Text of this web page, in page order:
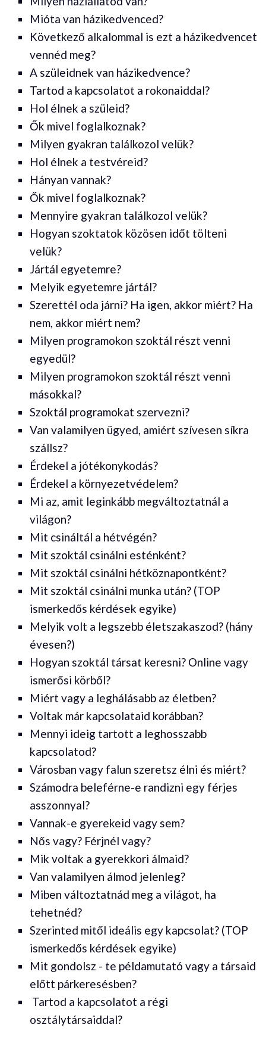
Mióta van házikedvenced?
Következő alkalommal is ezt a házikedvencet
vennéd meg?
A szüleidnek van házikedvence?
Tartod a kapcsolatot a rokonaiddal?
Hol élnek a szüleid?
Ők mivel foglalkoznak?
Milyen gyakran találkozol velük?
Hol élnek a testvéreid?
Hányan vannak?
Ők mivel foglalkoznak?
Mennyire gyakran találkozol velük?
Hogyan szoktatok közösen időt tölteni
velük?
Jártál egyetemre?
Melyik egyetemre jártál?
Szerettél oda járni? Ha igen, akkor miért? Ha
nem, akkor miért nem?
Milyen programokon szoktál részt venni
egyedül?
Milyen programokon szoktál részt venni
másokkal?
Szoktál programokat szervezni?
Van valamilyen ügyed, amiért szívesen síkra
szállsz?
Érdekel a jótékonykodás?
Érdekel a környezetvédelem?
Mi az, amit leginkább megváltoztatnál a
világon?
Mit csináltál a hétvégén?
Mit szoktál csinálni esténként?
Mit szoktál csinálni hétköznapontként?
Mit szoktál csinálni munka után? (TOP
ismerkedős kérdések egyike)
Melyik volt a legszebb életszakaszod? (hány
évesen?)
Hogyan szoktál társat keresni? Online vagy
ismerősi körből?
Miért vagy a leghálásabb az életben?
Voltak már kapcsolataid korábban?
Mennyi ideig tartott a leghosszabb
kapcsolatod?
Városban vagy falun szeretsz élni és miért?
Számodra beleférne-e randizni egy férjes
asszonnyal?
Vannak-e gyerekeid vagy sem?
Nős vagy? Férjnél vagy?
Mik voltak a gyerekkori álmaid?
Van valamilyen álmod jelenleg?
Miben változtatnád meg a világot, ha
tehetnéd?
Szerinted mitől ideális egy kapcsolat? (TOP
ismerkedős kérdések egyike)
Mit gondolsz - te példamutató vagy a társaid
előtt párkeresésben?
Tartod a kapcsolatot a régi
osztálytársaiddal?